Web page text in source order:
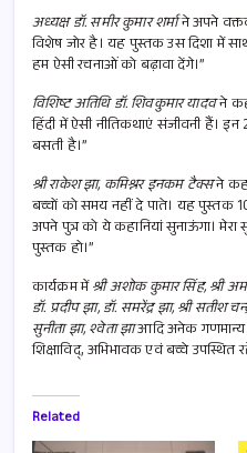
अध्यक्ष डॉ. समीर कुमार शर्माने अपने
विशेष जोर है। यह पुस्तक उस दिशा में
हम ऐसी रचनाओं को बढ़ावा देंगे।”
विशिष्ट अतिथि डॉ. शिवकुमार यादवने
हिंदी में ऐसी नीतिकथाएं संजीवनी हैं। इन
बसती है।”
श्री राकेश झा, कमिश्नर इनकम टैक्सने
बच्चों को समय नहीं दे पाते। यह पुस्तक
अपने पुत्र को ये कहानियां सुनाऊंगा।
पुस्तक हो।”
कार्यक्रम मेंश्री अशोक कुमार सिंह, श्री
डॉ. प्रदीप झा, डॉ. समरेंद्र झा, श्री सतीश
सुनीता झा, श्वेता झाआदि अनेक गणमान्य
शिक्षाविद्, अभिभावक एवं बच्चे उपस्थित
Related